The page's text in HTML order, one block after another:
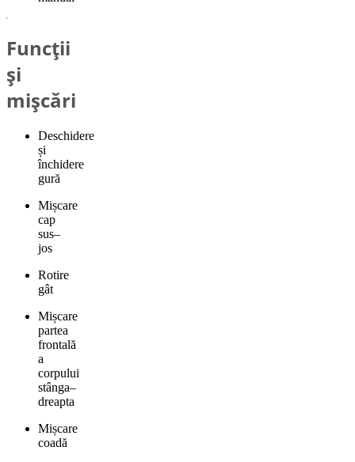
Funcții
și
mișcări
Deschidere
și
închidere
gură
Mișcare
cap
sus–
jos
Rotire
gât
Mișcare
partea
frontală
a
corpului
stânga–
dreapta
Mișcare
coadă